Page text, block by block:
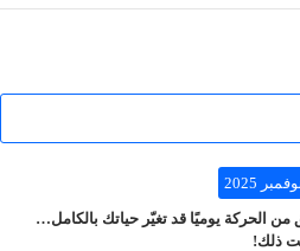
من الحركة يوميًا قد تغيّر حياتك بالكامل…
ذلك!